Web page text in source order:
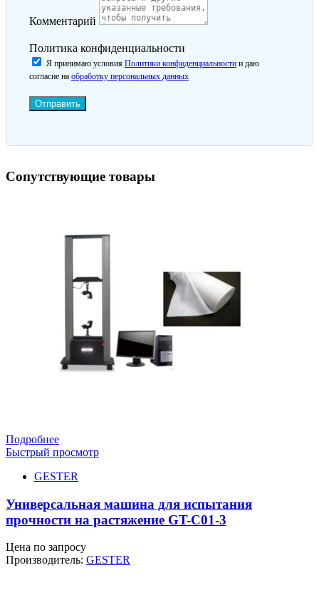
Комментарий
Политика конфиденциальности
Я принимаю условия Политики конфиденциальности и даю
согласие на обработку персональных данных
Отправить
Сопутствующие товары
Подробнее
Быстрый просмотр
GESTER
Универсальная машина для испытания
прочности на растяжение GT-C01-3
Цена по запросу
Производитель: GESTER